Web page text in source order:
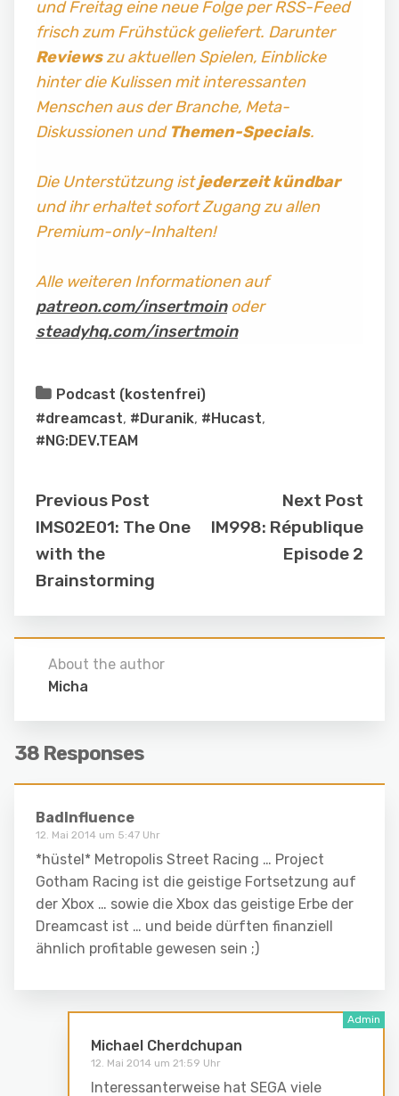
und Freitag eine neue Folge per RSS-Feed
frisch zum Frühstück geliefert. Darunter
Reviewszu aktuellen Spielen, Einblicke
hinter die Kulissen mit interessanten
Menschen aus der Branche, Meta-
Diskussionen und Themen-Specials.
Die Unterstützung istjederzeit kündbar
und ihr erhaltet sofort Zugang zu allen
Premium-only-Inhalten!
Alle weiteren Informationen auf
patreon.com/insertmoinoder
steadyhq.com/insertmoin
Podcast (kostenfrei)
#dreamcast, #Duranik, #Hucast,
#NG:DEV.TEAM
Previous Post
IMS02E01: The One
with the
Brainstorming
Next Post
IM998: République
Episode 2
About the author
Micha
38 Responses
BadInfluence
12. Mai 2014 um 5:47 Uhr
*hüstel* Metropolis Street Racing … Project
Gotham Racing ist die geistige Fortsetzung auf
der Xbox … sowie die Xbox das geistige Erbe der
Dreamcast ist … und beide dürften finanziell
ähnlich profitable gewesen sein ;)
Michael Cherdchupan
12. Mai 2014 um 21:59 Uhr
Interessanterweise hat SEGA viele